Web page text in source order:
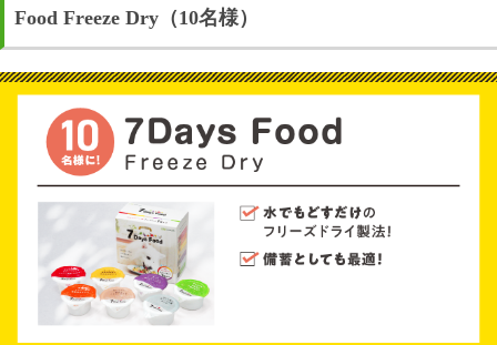
Food Freeze Dry（10名様）